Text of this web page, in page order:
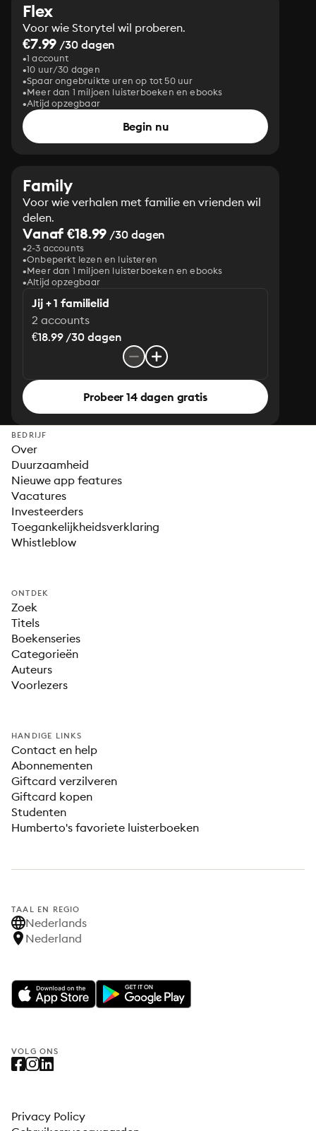
Flex
Voor wie Storytel wil proberen.
€7.99 /30 dagen
1 account
10 uur/30 dagen
Spaar ongebruikte uren op tot 50 uur
Meer dan 1 miljoen luisterboeken en ebooks
Altijd opzegbaar
Begin nu
Family
Voor wie verhalen met familie en vrienden wil
delen.
Vanaf €18.99 /30 dagen
2-3 accounts
Onbeperkt lezen en luisteren
Meer dan 1 miljoen luisterboeken en ebooks
Altijd opzegbaar
Jij + 1 familielid
2 accounts
€18.99 /30 dagen
Probeer 14 dagen gratis
BEDRIJF
Over
Duurzaamheid
Nieuwe app features
Vacatures
Investeerders
Toegankelijkheidsverklaring
Whistleblow
ONTDEK
Zoek
Titels
Boekenseries
Categorieën
Auteurs
Voorlezers
HANDIGE LINKS
Contact en help
Abonnementen
Giftcard verzilveren
Giftcard kopen
Studenten
Humberto's favoriete luisterboeken
TAAL EN REGIO
Nederlands
Nederland
VOLG ONS
Privacy Policy